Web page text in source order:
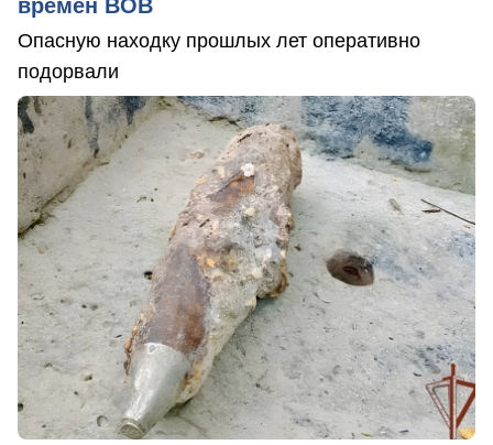
времен ВОВ
Опасную находку прошлых лет оперативно
подорвали